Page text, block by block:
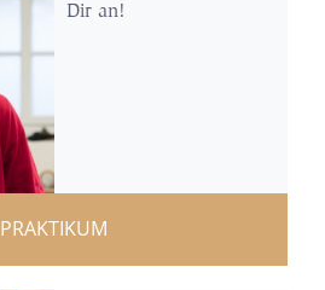
Dir an!
PRAKTIKUM